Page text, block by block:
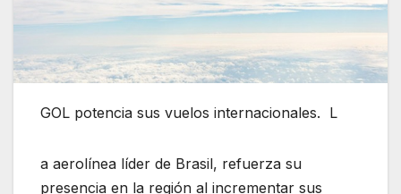
GOL potencia sus vuelos internacionales. L
a aerolínea líder de Brasil, refuerza su
presencia en la región al incrementar sus